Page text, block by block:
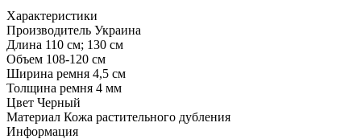
Характеристики
Производитель Украина
Длина 110 см; 130 см
Объем 108-120 см
Ширина ремня 4,5 см
Толщина ремня 4 мм
Цвет Черный
Материал Кожа растительного дубления
Информация